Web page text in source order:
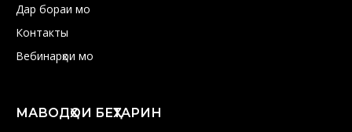
Дар бораи мо
Контакты
Вебинарҳои мо
МАВОДҲОИ БЕҲТАРИН